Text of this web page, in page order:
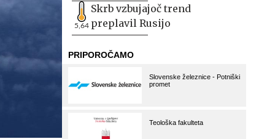
5,64
Skrb vzbujajoč trend
preplavil Rusijo